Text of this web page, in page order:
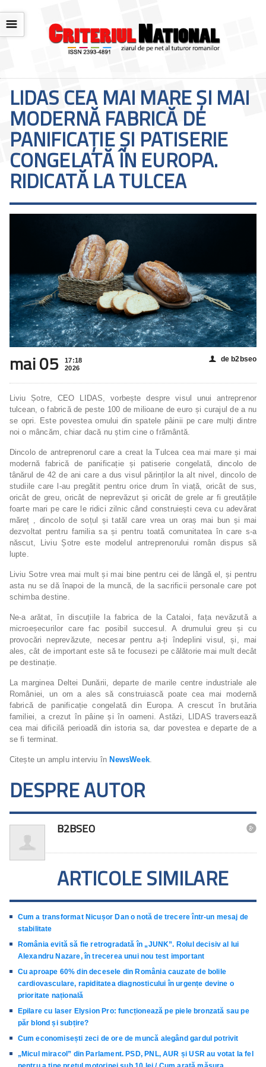
☰
LIDAS CEA MAI MARE ȘI MAI
MODERNĂ FABRICĂ DE
PANIFICAȚIE ȘI PATISERIE
CONGELATĂ ÎN EUROPA.
RIDICATĂ LA TULCEA
mai 05
17:18
2026
👤 de b2bseo
Liviu Șotre, CEO LIDAS, vorbește despre visul unui antreprenor
tulcean, o fabrică de peste 100 de milioane de euro și curajul de a nu
se opri. Este povestea omului din spatele pâinii pe care mulți dintre
noi o mâncăm, chiar dacă nu știm cine o frământă.
Dincolo de antreprenorul care a creat la Tulcea cea mai mare și mai
modernă fabrică de panificație și patiserie congelată, dincolo de
tânărul de 42 de ani care a dus visul părinților la alt nivel, dincolo de
studiile care l-au pregătit pentru orice drum în viață, oricât de sus,
oricât de greu, oricât de neprevăzut și oricât de grele ar fi greutățile
foarte mari pe care le ridici zilnic când construiești ceva cu adevărat
măreț , dincolo de soțul și tatăl care vrea un oraș mai bun și mai
dezvoltat pentru familia sa și pentru toată comunitatea în care s-a
născut, Liviu Șotre este modelul antreprenorului român dispus să
lupte.
Liviu Sotre vrea mai mult și mai bine pentru cei de lângă el, și pentru
asta nu se dă înapoi de la muncă, de la sacrificii personale care pot
schimba destine.
Ne-a arătat, în discuțiile la fabrica de la Cataloi, fața nevăzută a
microeșecurilor care fac posibil succesul. A drumului greu și cu
provocări neprevăzute, necesar pentru a-ți îndeplini visul, și, mai
ales, cât de important este să te focusezi pe călătorie mai mult decât
pe destinație.
La marginea Deltei Dunării, departe de marile centre industriale ale
României, un om a ales să construiască poate cea mai modernă
fabrică de panificație congelată din Europa. A crescut în brutăria
familiei, a crezut în pâine și în oameni. Astăzi, LIDAS traversează
cea mai dificilă perioadă din istoria sa, dar povestea e departe de a
se fi terminat.
Citește un amplu interviu în NewsWeek.
DESPRE AUTOR
B2BSEO 
ARTICOLE SIMILARE
Cum a transformat Nicușor Dan o notă de trecere într-un mesaj de
stabilitate
România evită să fie retrogradată în „JUNK”. Rolul decisiv al lui
Alexandru Nazare, în trecerea unui nou test important
Cu aproape 60% din decesele din România cauzate de bolile
cardiovasculare, rapiditatea diagnosticului în urgențe devine o
prioritate națională
Epilare cu laser Elysion Pro: funcționează pe piele bronzată sau pe
păr blond și subțire?
Cum economisești zeci de ore de muncă alegând gardul potrivit
„Micul miracol” din Parlament. PSD, PNL, AUR și USR au votat la fel